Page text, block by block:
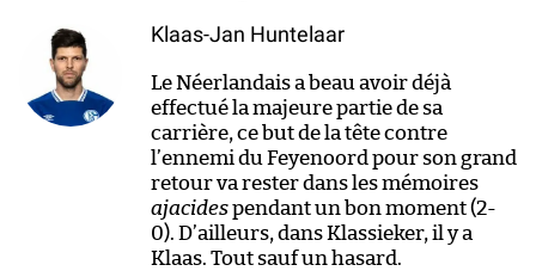
Klaas-Jan Huntelaar
Le Néerlandais a beau avoir déjà
effectué la majeure partie de sa
carrière, ce but de la tête contre
l’ennemi du Feyenoord pour son grand
retour va rester dans les mémoires
ajacidespendant un bon moment (2-
0). D’ailleurs, dans Klassieker, il y a
Klaas. Tout sauf un hasard.